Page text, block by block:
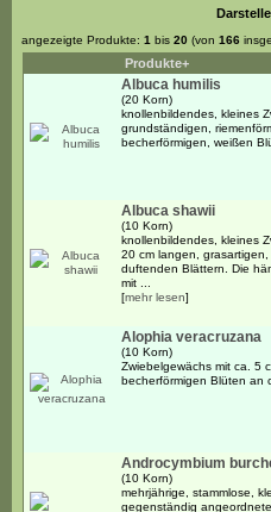
angezeigte Produkte: 1 bis 20 (von 166
Produkte+
Albuca humilis
(20 Korn)
knollenbildendes, kleines
grundständigen,
becherförmigen, weißen
Albuca shawii
(10 Korn)
knollenbildendes, kleines
20 cm langen,
duftenden Blättern. Die
mit ...
[mehr lesen]
Alophia veracruzana
(10 Korn)
Zwiebelgewächs mit ca. 5
becherförmigen Blüten an
Androcymbium
(10 Korn)
mehrjährige, stammlose,
gegenständig